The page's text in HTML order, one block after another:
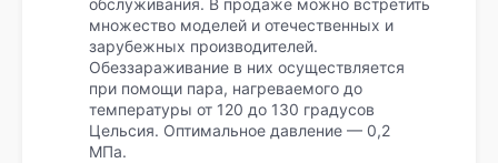
обслуживания. В продаже можно встретить
множество моделей и отечественных и
зарубежных производителей.
Обеззараживание в них осуществляется
при помощи пара, нагреваемого до
температуры от 120 до 130 градусов
Цельсия. Оптимальное давление — 0,2
МПа.